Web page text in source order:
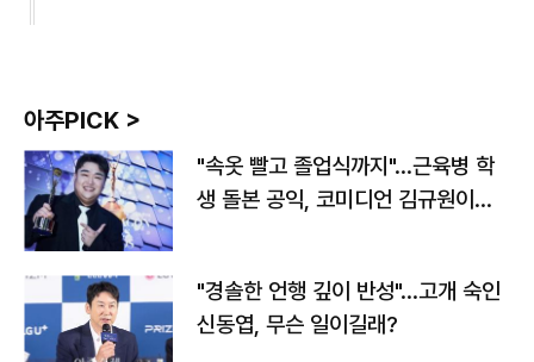
아주PICK >
"속옷 빨고 졸업식까지"…근육병 학
생 돌본 공익, 코미디언 김규원이었
"경솔한 언행 깊이 반성"…고개 숙인
신동엽, 무슨 일이길래?